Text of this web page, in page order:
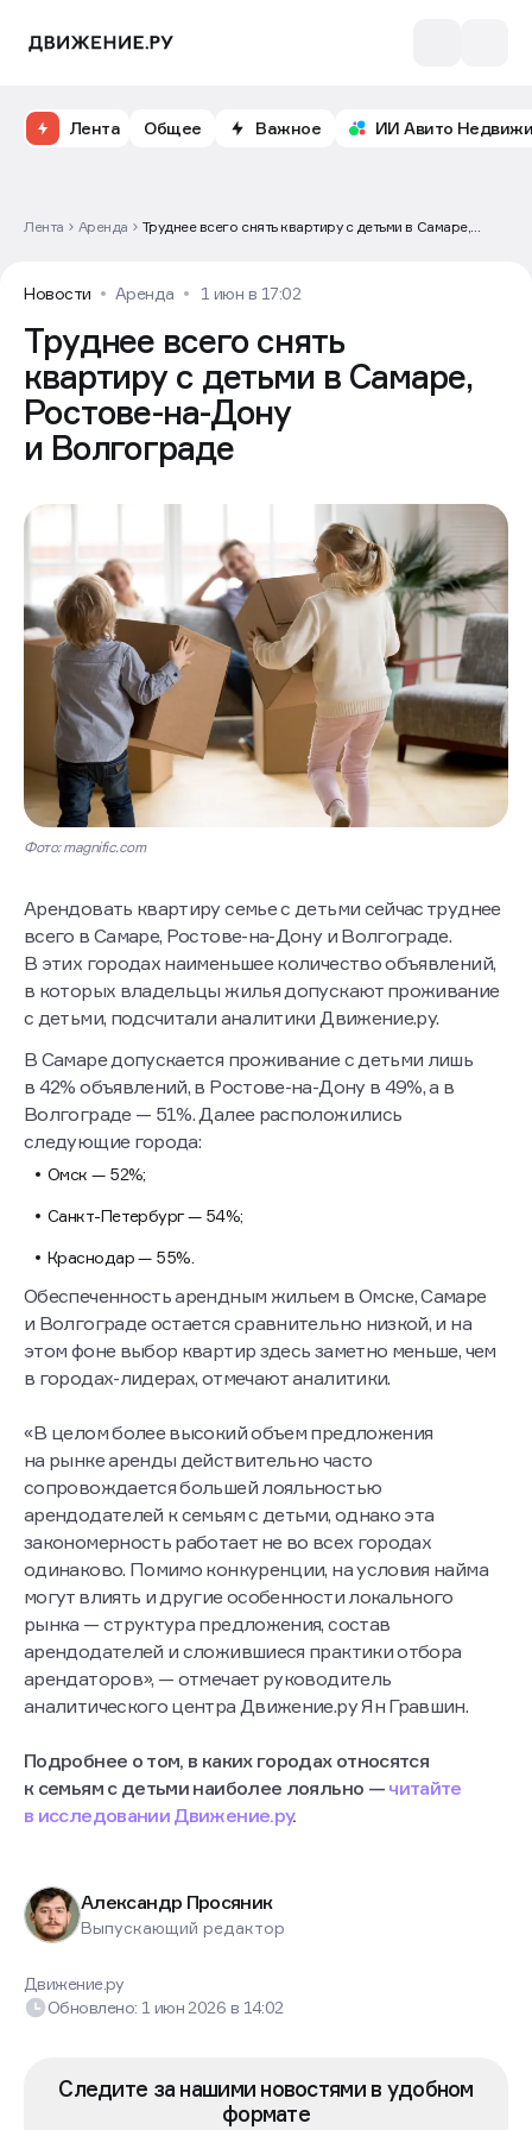
Лента Общее Важное ИИ Авито
Лента Аренда
Труднее всего снять квартиру с детьми в Самаре,
Новости Аренда 1 июн в 17:02
Труднее всего снять
квартиру с детьми в Самаре,
Ростове-на-Дону
и Волгограде
Фото: magnific.com
Арендовать квартиру семье с детьми сейчас труднее
всего в Самаре, Ростове-на-Дону и Волгограде.
В этих городах наименьшее количество объявлений,
в которых владельцы жилья допускают проживание
с детьми, подсчитали аналитики Движение.ру.
В Самаре допускается проживание с детьми лишь
в 42% объявлений, в Ростове-на-Дону в 49%, а в
Волгограде — 51%. Далее расположились
следующие города:
Омск — 52%;
Санкт-Петербург — 54%;
Краснодар — 55%.
Обеспеченность арендным жильем в Омске, Самаре
и Волгограде остается сравнительно низкой, и на
этом фоне выбор квартир здесь заметно меньше, чем
в городах-лидерах, отмечают аналитики.
«В целом более высокий объем предложения
на рынке аренды действительно часто
сопровождается большей лояльностью
арендодателей к семьям с детьми, однако эта
закономерность работает не во всех городах
одинаково. Помимо конкуренции, на условия найма
могут влиять и другие особенности локального
рынка — структура предложения, состав
арендодателей и сложившиеся практики отбора
арендаторов», — отмечает руководитель
аналитического центра Движение.ру Ян Гравшин.
Подробнее о том, в каких городах относятся
к семьям с детьми наиболее лояльно — читайте
в исследовании Движение.ру.
Александр Просяник
Выпускающий редактор
Движение.ру
Обновлено: 1 июн 2026 в 14:02
Следите за нашими новостями в удобном
формате